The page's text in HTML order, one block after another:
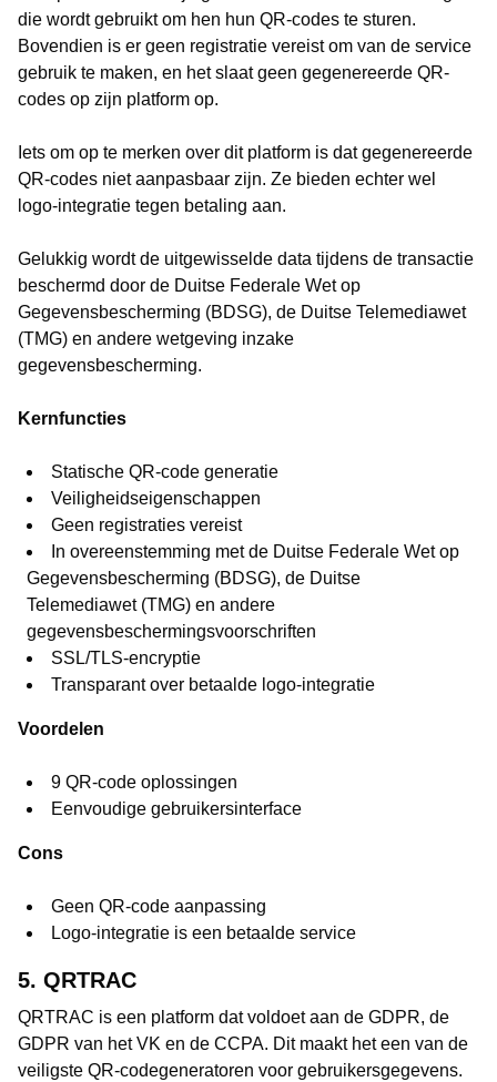
die wordt gebruikt om hen hun QR-codes te sturen.
Bovendien is er geen registratie vereist om van de service
gebruik te maken, en het slaat geen gegenereerde QR-
codes op zijn platform op.
Iets om op te merken over dit platform is dat gegenereerde
QR-codes niet aanpasbaar zijn. Ze bieden echter wel
logo-integratie tegen betaling aan.
Gelukkig wordt de uitgewisselde data tijdens de transactie
beschermd door de Duitse Federale Wet op
Gegevensbescherming (BDSG), de Duitse Telemediawet
(TMG) en andere wetgeving inzake
gegevensbescherming.
Kernfuncties
Statische QR-code generatie
Veiligheidseigenschappen
Geen registraties vereist
In overeenstemming met de Duitse Federale Wet op
Gegevensbescherming (BDSG), de Duitse
Telemediawet (TMG) en andere
gegevensbeschermingsvoorschriften
SSL/TLS-encryptie
Transparant over betaalde logo-integratie
Voordelen
9 QR-code oplossingen
Eenvoudige gebruikersinterface
Cons
Geen QR-code aanpassing
Logo-integratie is een betaalde service
5. QRTRAC
QRTRAC is een platform dat voldoet aan de GDPR, de
GDPR van het VK en de CCPA. Dit maakt het een van de
veiligste QR-codegeneratoren voor gebruikersgegevens.